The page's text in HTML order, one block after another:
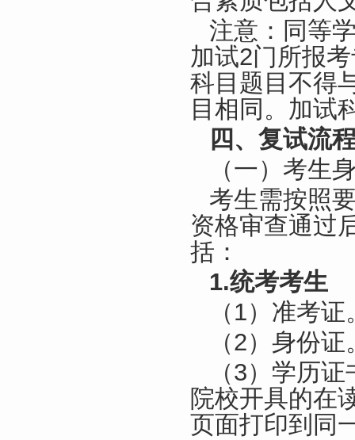
注意：同等
加试2门所报
科目题目不得
目相同。加试
四、复试流
（一）考生
考生需按照
资格审查通过
括：
1.统考考生
（1）准考证
（2）身份
（3）学历
院校开具的在
页面打印到同